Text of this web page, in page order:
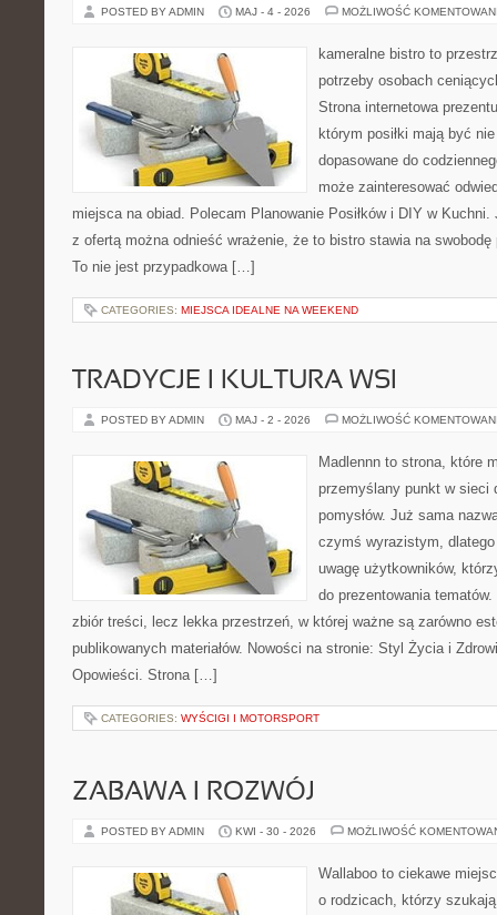
POSTED BY ADMIN MAJ - 4 - 2026 MOŻLIWOŚĆ
kameralne bistro to
potrzeby osobach
Strona internetowa
którym posiłki mają być
dopasowane do
może zainteresować
miejsca na obiad. Polecam Planowanie Posiłków i DIY w
z ofertą można odnieść wrażenie, że to bistro stawia na swobodę
To nie jest przypadkowa […]
CATEGORIES: MIEJSCA IDEALNE NA WEEKEND
TRADYCJE I KULTURA WSI
POSTED BY ADMIN MAJ - 2 - 2026 MOŻLIWOŚĆ
Madlennn to strona, które
przemyślany punkt w sieci
pomysłów. Już sama
czymś wyrazistym,
uwagę użytkowników,
do prezentowania
zbiór treści, lecz lekka przestrzeń, w której ważne są zarówno
publikowanych materiałów. Nowości na stronie: Styl Życia i
Opowieści. Strona […]
CATEGORIES: WYŚCIGI I MOTORSPORT
ZABAWA I ROZWÓJ
POSTED BY ADMIN KWI - 30 - 2026 MOŻLIWOŚĆ
Wallaboo to ciekawe
o rodzicach, którzy